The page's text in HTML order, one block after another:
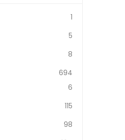
1
5
8
694
6
115
98